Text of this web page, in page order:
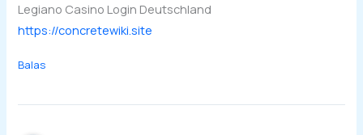
Legiano Casino Login Deutschland
https://concretewiki.site
Balas